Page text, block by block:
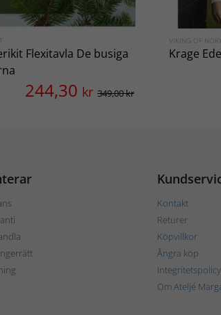
Flexitavla De busiga
244,30 kr 349,00 kr
VIKING OF
Krage
Kontakt
Returer
Köpvillkor
Ångra köp
Integritetspolicy
Om Ateljé